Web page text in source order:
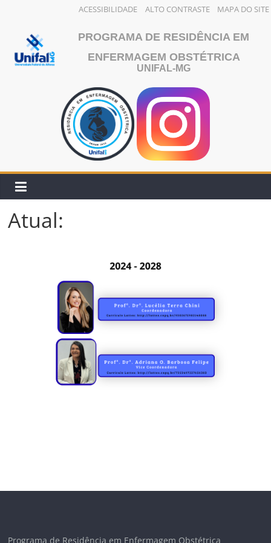
ACESSIBILIDADE ALTO CONTRASTE MAPA DO SITE
conteúdo
PROGRAMA DE RESIDÊNCIA EM
ENFERMAGEM OBSTÉTRICA
UNIFAL-MG
Atual:
Programa de Residência em Enfermagem Obstétrica